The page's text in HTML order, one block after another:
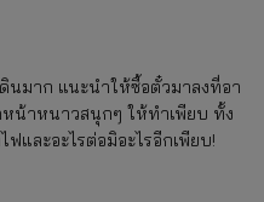
นมาก แนะนำให้ซื้อตั๋วมาลงที่อา
หน้าหนาวสนุกๆ ให้ทำเพียบ ทั้ง
ฟและอะไรต่อมิอะไรอีกเพียบ!